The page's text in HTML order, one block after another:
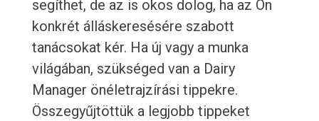
segíthet, de az is okos dolog, ha az Ön
konkrét álláskeresésére szabott
tanácsokat kér. Ha új vagy a munka
világában, szükséged van a Dairy
Manager önéletrajzírási tippekre.
Összegyűjtöttük a legjobb tippeket